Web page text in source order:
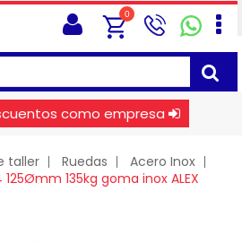
0
como empresa
taller Ruedas
Acero Inox
135kg goma inox ALEX